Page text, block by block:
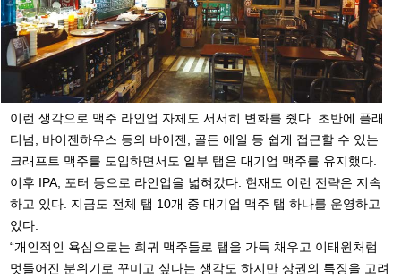
이런 생각으로 맥주 라인업 자체도 서서히 변화를 줬다. 초반에 플래
티넘, 바이젠하우스 등의 바이젠, 골든 에일 등 쉽게 접근할 수 있는
크래프트 맥주를 도입하면서도 일부 탭은 대기업 맥주를 유지했다.
이후 IPA, 포터 등으로 라인업을 넓혀갔다. 현재도 이런 전략은 지속
하고 있다. 지금도 전체 탭 10개 중 대기업 맥주 탭 하나를 운영하고
있다.
“개인적인 욕심으로는 희귀 맥주들로 탭을 가득 채우고 이태원처럼
멋들어진 분위기로 꾸미고 싶다는 생각도 하지만 상권의 특징을 고려